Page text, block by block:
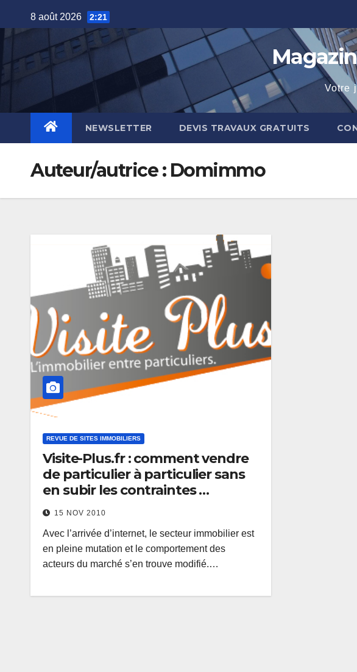
to
8 août 2026 2:21
Votre
NEWSLETTER DEVIS TRAVAUX GRATUITS
Auteur/autrice : Domimmo
REVUE DE SITES IMMOBILIERS
Visite-Plus.fr : comment vendre
de particulier à particulier sans
en subir les contraintes …
15 NOV 2010
Avec l’arrivée d’internet, le secteur immobilier est
en pleine mutation et le comportement des
acteurs du marché s’en trouve modifié.…